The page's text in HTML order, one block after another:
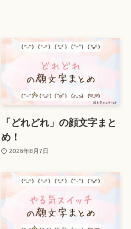
「どれどれ」の顔文字まと
め！
2026年8月7日